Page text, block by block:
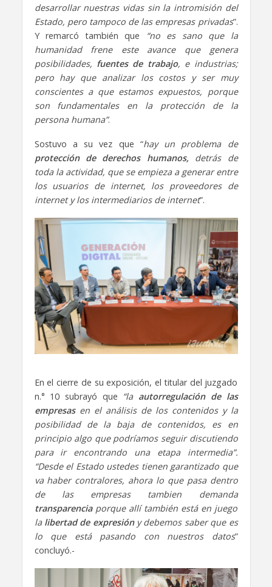
desarrollar nuestras vidas sin la intromisión del
Estado, pero tampoco de las empresas privadas”.
Y remarcó también que
“no es sano que la
humanidad frene este avance que genera
posibilidades, fuentes de trabajo, e industrias;
pero hay que analizar los costos y ser muy
conscientes a que estamos expuestos, porque
son fundamentales en la protección de la
persona humana”.
Sostuvo a su vez que “hay un problema de
protección de derechos humanos,detrás de
toda la actividad, que se empieza a generar entre
los usuarios de internet, los proveedores de
internet y los intermediarios de internet”.
En el cierre de su exposición, el titular del juzgado
n.° 10 subrayó que “la autorregulación de las
empresasen el análisis de los contenidos y la
posibilidad de la baja de contenidos, es en
principio algo que podríamos seguir discutiendo
para ir encontrando una etapa intermedia”.
“Desde el Estado ustedes tienen garantizado que
va haber contralores, ahora lo que pasa dentro
de las empresas tambien demanda
transparenciaporque allí también está en juego
lalibertad de expresióny debemos saber que es
lo que está pasando con nuestros datos”
concluyó.-